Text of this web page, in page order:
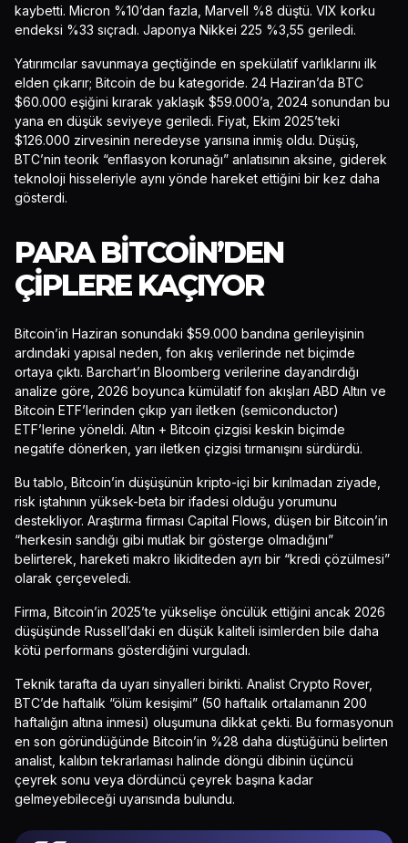
kaybetti. Micron %10’dan fazla, Marvell %8 düştü. VIX korku
endeksi %33 sıçradı. Japonya Nikkei 225 %3,55 geriledi.
Yatırımcılar savunmaya geçtiğinde en spekülatif varlıklarını ilk
elden çıkarır; Bitcoin de bu kategoride. 24 Haziran’da BTC
$60.000 eşiğini kırarak yaklaşık $59.000’a, 2024 sonundan bu
yana en düşük seviyeye geriledi. Fiyat, Ekim 2025’teki
$126.000 zirvesinin neredeyse yarısına inmiş oldu. Düşüş,
BTC’nin teorik “enflasyon korunağı” anlatısının aksine, giderek
teknoloji hisseleriyle aynı yönde hareket ettiğini bir kez daha
gösterdi.
PARA BITCOIN’DEN
ÇIPLERE KAÇIYOR
Bitcoin’in Haziran sonundaki $59.000 bandına gerileyişinin
ardındaki yapısal neden, fon akış verilerinde net biçimde
ortaya çıktı. Barchart’ın Bloomberg verilerine dayandırdığı
analize göre, 2026 boyunca kümülatif fon akışları ABD Altın ve
Bitcoin ETF’lerinden çıkıp yarı iletken (semiconductor)
ETF’lerine yöneldi. Altın + Bitcoin çizgisi keskin biçimde
negatife dönerken, yarı iletken çizgisi tırmanışını sürdürdü.
Bu tablo, Bitcoin’in düşüşünün kripto-içi bir kırılmadan ziyade,
risk iştahının yüksek-beta bir ifadesi olduğu yorumunu
destekliyor. Araştırma firması Capital Flows, düşen bir Bitcoin’in
“herkesin sandığı gibi mutlak bir gösterge olmadığını”
belirterek, hareketi makro likiditeden ayrı bir “kredi çözülmesi”
olarak çerçeveledi.
Firma, Bitcoin’in 2025’te yükselişe öncülük ettiğini ancak 2026
düşüşünde Russell’daki en düşük kaliteli isimlerden bile daha
kötü performans gösterdiğini vurguladı.
Teknik tarafta da uyarı sinyalleri birikti. Analist Crypto Rover,
BTC’de haftalık “ölüm kesişimi” (50 haftalık ortalamanın 200
haftalığın altına inmesi) oluşumuna dikkat çekti. Bu formasyonun
en son göründüğünde Bitcoin’in %28 daha düştüğünü belirten
analist, kalıbın tekrarlaması halinde döngü dibinin üçüncü
çeyrek sonu veya dördüncü çeyrek başına kadar
gelmeyebileceği uyarısında bulundu.